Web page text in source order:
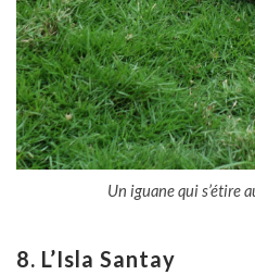
Un iguane qui s’étire
8. L’Isla Santay